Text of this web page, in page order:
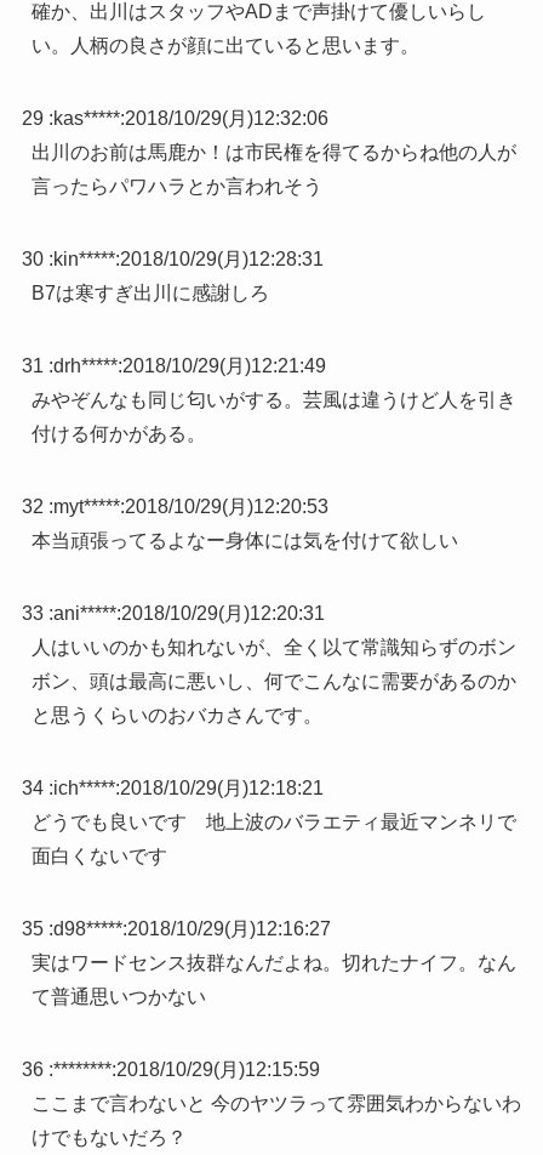
確か、出川はスタッフやADまで声掛けて優しいらし
い。人柄の良さが顔に出ていると思います。
29 :kas*****:2018/10/29(月)12:32:06
出川のお前は馬鹿か！は市民権を得てるからね他の人が
言ったらパワハラとか言われそう
30 :kin*****:2018/10/29(月)12:28:31
B7は寒すぎ出川に感謝しろ
31 :drh*****:2018/10/29(月)12:21:49
みやぞんなも同じ匂いがする。芸風は違うけど人を引き
付ける何かがある。
32 :myt*****:2018/10/29(月)12:20:53
本当頑張ってるよなー身体には気を付けて欲しい
33 :ani*****:2018/10/29(月)12:20:31
人はいいのかも知れないが、全く以て常識知らずのボン
ボン、頭は最高に悪いし、何でこんなに需要があるのか
と思うくらいのおバカさんです。
34 :ich*****:2018/10/29(月)12:18:21
どうでも良いです 地上波のバラエティ最近マンネリで
面白くないです
35 :d98*****:2018/10/29(月)12:16:27
実はワードセンス抜群なんだよね。切れたナイフ。なん
て普通思いつかない
36 :********:2018/10/29(月)12:15:59
ここまで言わないと 今のヤツラって雰囲気わからないわ
けでもないだろ？